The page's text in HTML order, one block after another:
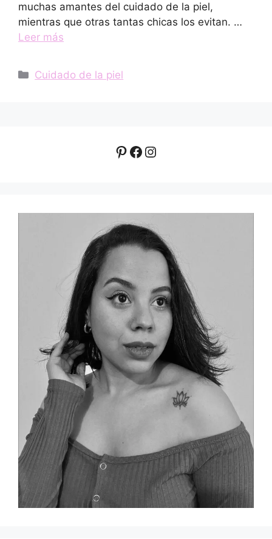
muchas amantes del cuidado de la piel,
mientras que otras tantas chicas los evitan. …
Leer más
Categorías
Cuidado de la piel
Pinterest
Facebook
Instagram